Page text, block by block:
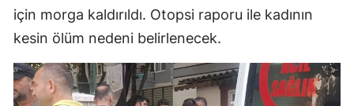
için morga kaldırıldı. Otopsi raporu ile kadının
kesin ölüm nedeni belirlenecek.